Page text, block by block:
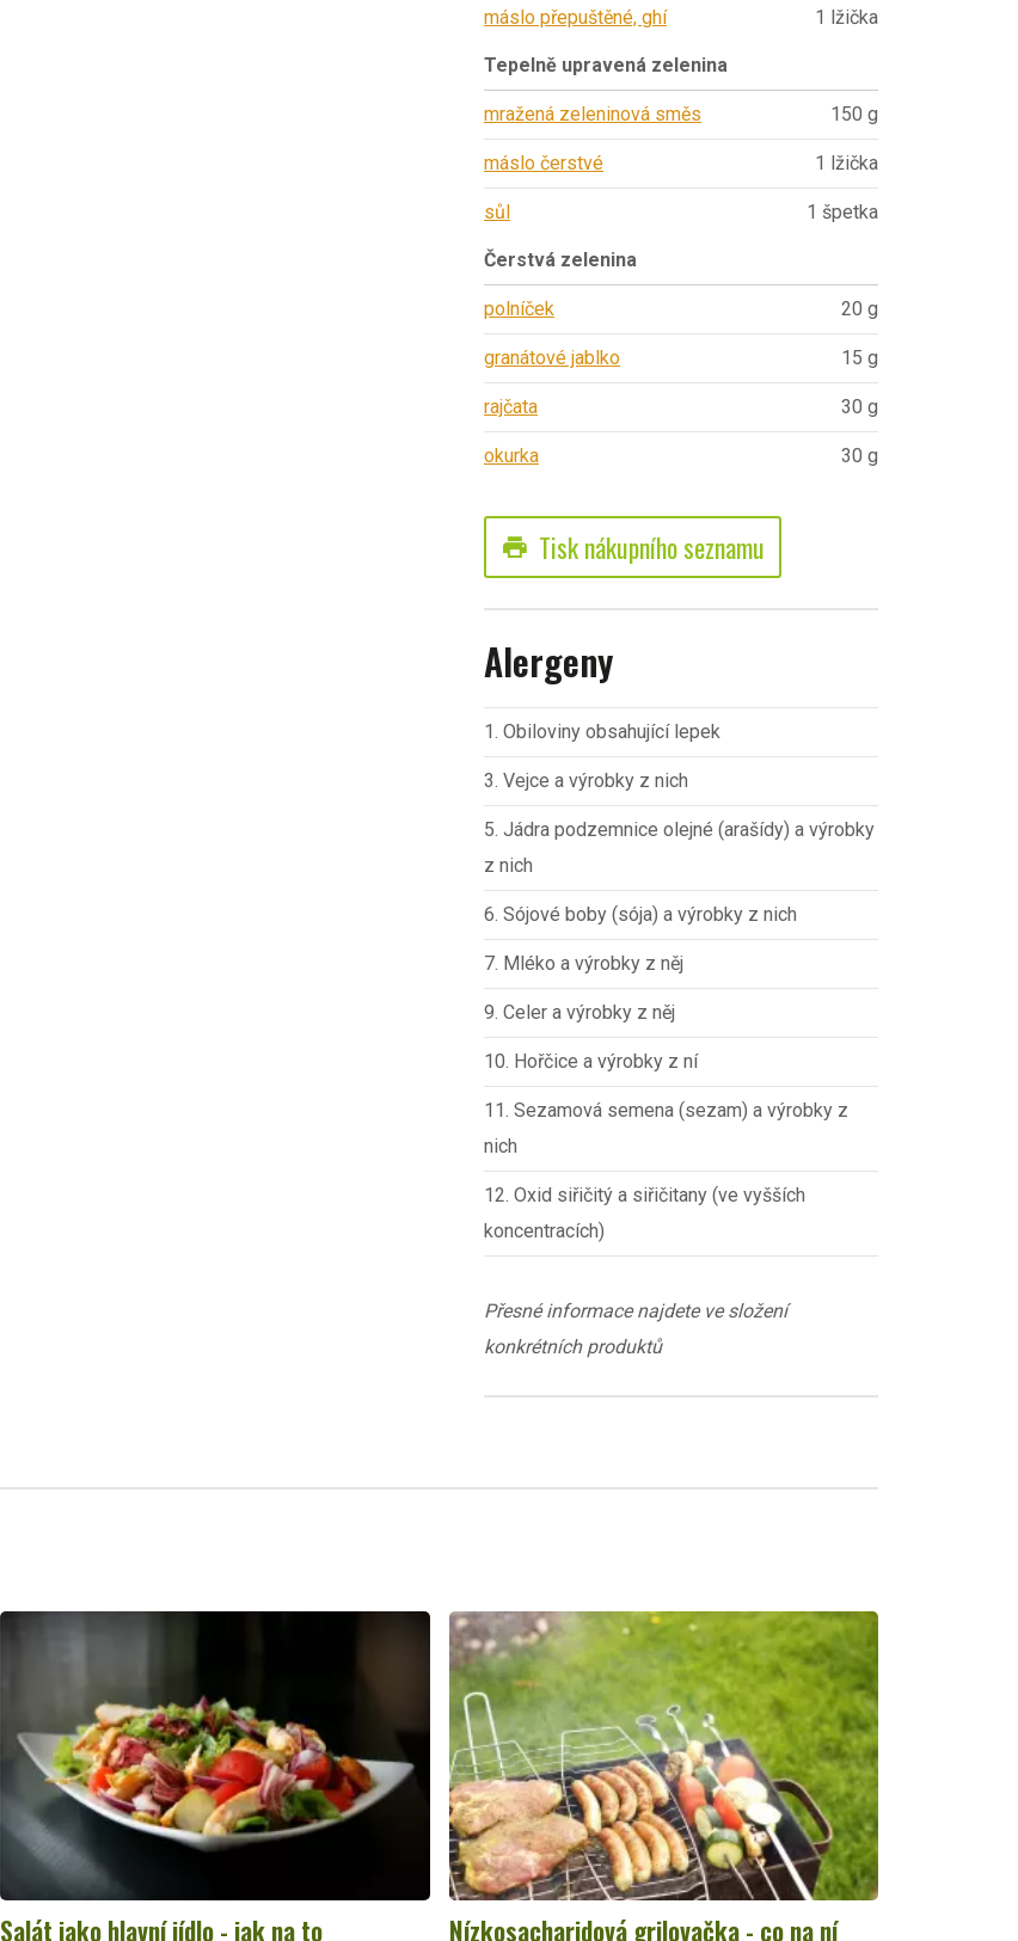
máslo přepuštěné, ghí 1 lžička
Tepelně upravená zelenina
mražená zeleninová směs 150 g
máslo čerstvé 1 lžička
sůl 1 špetka
Čerstvá zelenina
polníček 20 g
granátové jablko 15 g
rajčata 30 g
okurka 30 g
print Tisk nákupního seznamu
Alergeny
1. Obiloviny obsahující lepek
3. Vejce a výrobky z nich
5. Jádra podzemnice olejné (arašídy) a výrobky
z nich
6. Sójové boby (sója) a výrobky z nich
7. Mléko a výrobky z něj
9. Celer a výrobky z něj
10. Hořčice a výrobky z ní
11. Sezamová semena (sezam) a výrobky z
nich
12. Oxid siřičitý a siřičitany (ve vyšších
koncentracích)
Přesné informace najdete ve složení
konkrétních produktů
Salát jako hlavní jídlo - jak na to Nízkosacharidová grilovačka - co na ní